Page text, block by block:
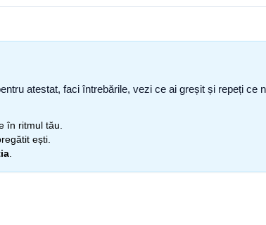
atestat, faci întrebările, vezi ce ai greșit și repeți
în ritmul tău.
ești.